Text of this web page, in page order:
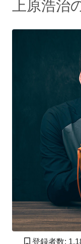
上原浩治
登録者数: